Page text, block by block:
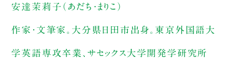
安達茉莉子（あだち・まりこ）
作家・文筆家。大分県日田市出身。東京外国語大
学英語専攻卒業、サセックス大学開発学研究所